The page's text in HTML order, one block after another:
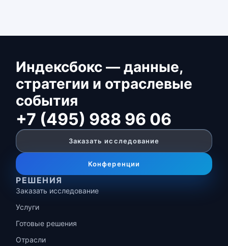
Индексбокс — данные,
стратегии и отраслевые
события
+7 (495) 988 96 06
Заказать исследование
Конференции
РЕШЕНИЯ
Заказать исследование
Услуги
Готовые решения
Отрасли